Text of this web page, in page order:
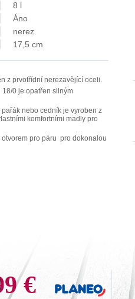
8 l
Áno
nerez
17,5 cm
z prvotřídní nerezavějící oceli.
0 je opatřen silným
nebo cedník je vyroben z
komfortními madly pro
pro páru pro dokonalou
€